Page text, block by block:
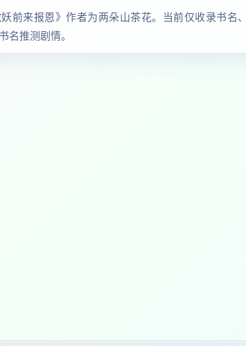
妖前来报恩》作者为两朵山茶花。当前仅收录书
名推测剧情。